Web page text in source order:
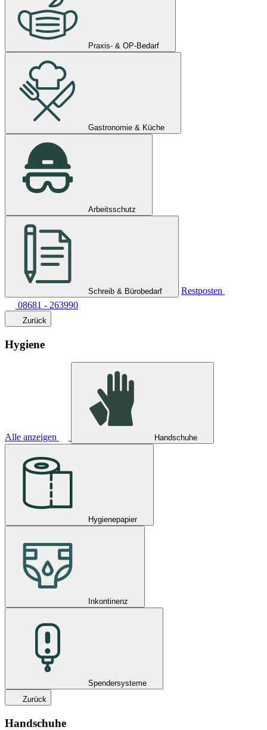
Praxis- & OP-Bedarf
Gastronomie & Küche
Arbeitsschutz
Schreib & Bürobedarf
Restposten
08681 - 263990
Zurück
Hygiene
Alle anzeigen Handschuhe
Hygienepapier
Inkontinenz
Spendersysteme
Zurück
Handschuhe